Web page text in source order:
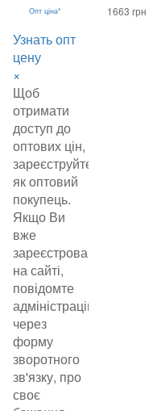
Опт ціна*
Узнать опт
цену
×
Щоб
отримати
доступ до
оптових цін,
зареєструйтеся
як оптовий
покупець.
Якщо Ви
вже
зареєстровані
на сайті,
повідомте
адміністрацію
через
форму
зворотного
зв'язку, про
своє
1663 грн